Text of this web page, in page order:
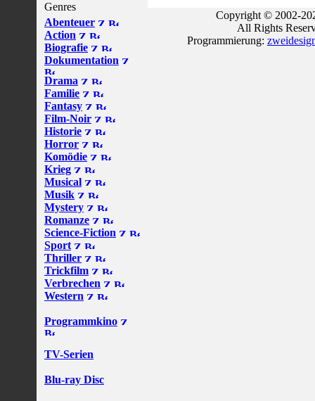
Genres
Abenteuer
Action
Biografie
Dokumentation
Drama
Familie
Fantasy
Film-Noir
Historie
Horror
Komödie
Krieg
Musical
Musik
Mystery
Romanze
Science-Fiction
Sport
Thriller
Trickfilm
Verbrechen
Western
Programmkino
TV-Serien
Blu-ray Disc
Copyright © 2002-
All Rights
Programmierung: